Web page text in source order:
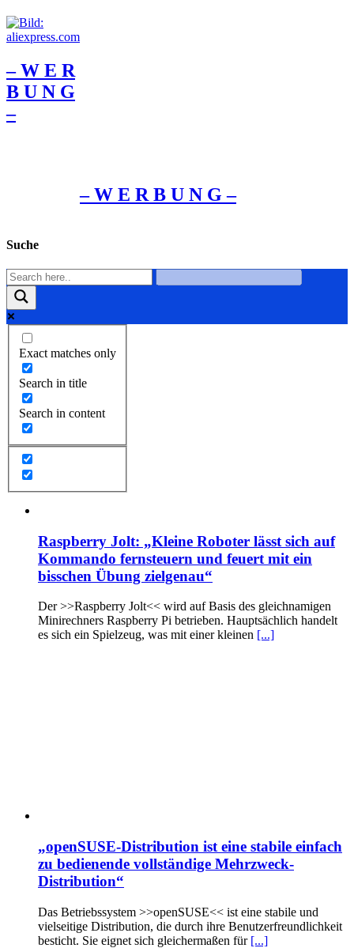
– W Ε R
Β U Ν G
–
– W Ε R Β U Ν G –
Suche
Exact matches only
Search in title
Search in content
Raspberry Jolt: „Kleine Roboter lässt sich auf
Kommando fernsteuern und feuert mit ein
bisschen Übung zielgenau“
Der >>Raspberry Jolt<< wird auf Basis des gleichnamigen
Minirechners Raspberry Pi betrieben. Hauptsächlich handelt
es sich ein Spielzeug, was mit einer kleinen [...]
„openSUSE-Distribution ist eine stabile einfach
zu bedienende vollständige Mehrzweck-
Distribution“
Das Betriebssystem >>openSUSE<< ist eine stabile und
vielseitige Distribution, die durch ihre Benutzerfreundlichkeit
besticht. Sie eignet sich gleichermaßen für [...]